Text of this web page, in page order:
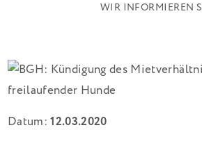
WIR INFORMIEREN
Datum:12.03.2020